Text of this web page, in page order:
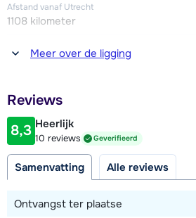
Afstand vanaf Utrecht
1108 kilometer
Afstand tot winkel(s)
450 meter
60 meter
Afstand tot piste
130 meter
Meer over de ligging
Reviews
8,3 Heerlijk
10 reviews Geverifieerd
Samenvatting Alle reviews
Ontvangst ter plaatse